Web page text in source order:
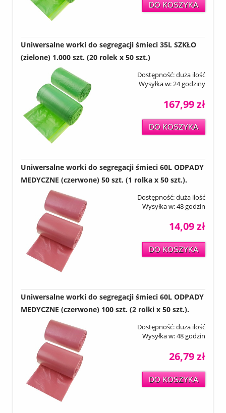
DO KOSZYKA
Uniwersalne worki do segregacji śmieci 35L SZKŁO
(zielone) 1.000 szt. (20 rolek x 50 szt.)
Dostępność:duża ilość
Wysyłka w:24 godziny
167,99 zł
DO KOSZYKA
Uniwersalne worki do segregacji śmieci 60L ODPADY
MEDYCZNE (czerwone) 50 szt. (1 rolka x 50 szt.).
Dostępność:duża ilość
Wysyłka w:48 godzin
14,09 zł
DO KOSZYKA
Uniwersalne worki do segregacji śmieci 60L ODPADY
MEDYCZNE (czerwone) 100 szt. (2 rolki x 50 szt.).
Dostępność:duża ilość
Wysyłka w:48 godzin
26,79 zł
DO KOSZYKA